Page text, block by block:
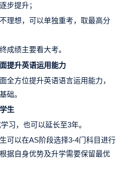
步提升；
理想，可以单独重考，取最高分
成绩主要看大考。
提升英语运用能力
全方位提升英语语言运用能力，
础。
生
习，也可以延长至3年。
可以在AS阶段选择3-4门科目进行
据自身优势及升学需要保留最优